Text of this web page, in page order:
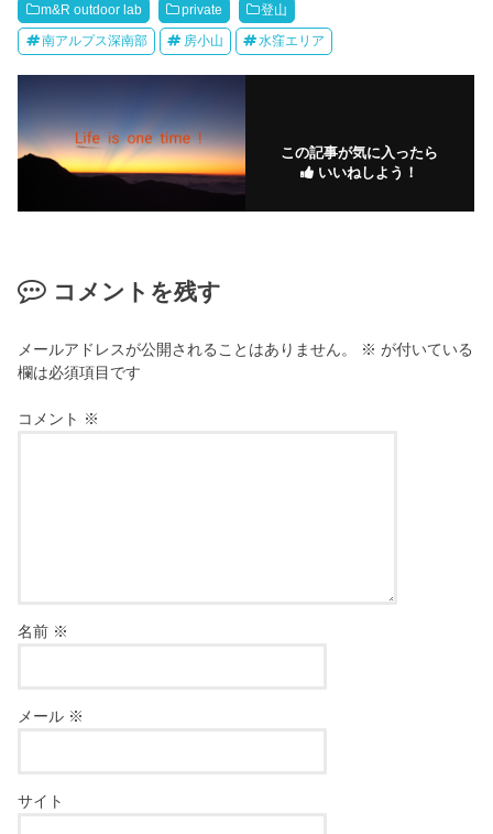
m&R outdoor lab private 登山
南アルプス深南部 房小山 水窪エリア
この記事が気に入ったら
いいねしよう！
コメントを残す
メールアドレスが公開されることはありません。 ※ が付いている
欄は必須項目です
コメント ※
名前 ※
メール ※
サイト